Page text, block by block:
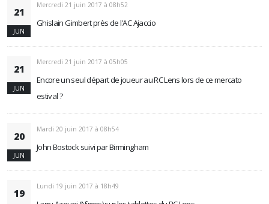
21
JUN
Mercredi 21 juin 2017 à 08h52
Ghislain Gimbert près de l'AC Ajaccio
21
JUN
Mercredi 21 juin 2017 à 05h05
Encore un seul départ de joueur au RC Lens lors de ce mercato
estival ?
20
JUN
Mardi 20 juin 2017 à 08h54
John Bostock suivi par Birmingham
19
Lundi 19 juin 2017 à 18h49